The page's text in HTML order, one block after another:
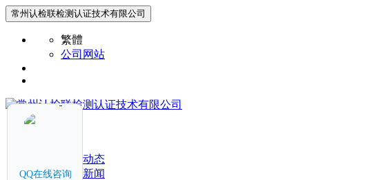
常州认检联检测认证技术有限公司
繁體
公司网站
公司动态
行业新闻
QQ在线咨询